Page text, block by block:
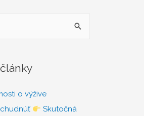
o výžive
Skutočná